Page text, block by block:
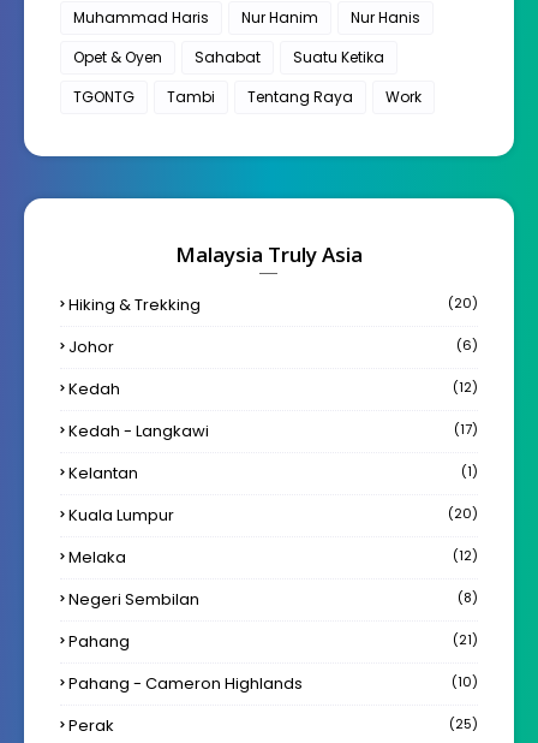
Muhammad Haris Nur Hanim
Nur Hanis
Opet & Oyen
Sahabat
Suatu Ketika
TGONTG
Tambi Tentang Raya Work
Malaysia Truly Asia
Hiking & Trekking (20)
Johor (6)
Kedah (12)
Kedah - Langkawi (17)
Kelantan (1)
Kuala Lumpur (20)
Melaka (12)
Negeri Sembilan (8)
Pahang (21)
Pahang - Cameron Highlands (10)
Perak (25)